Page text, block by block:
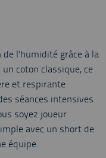
l’humidité grâce à la
coton classique, ce
et respirante
séances intensives.
soyez joueur
avec un short de
équipe.